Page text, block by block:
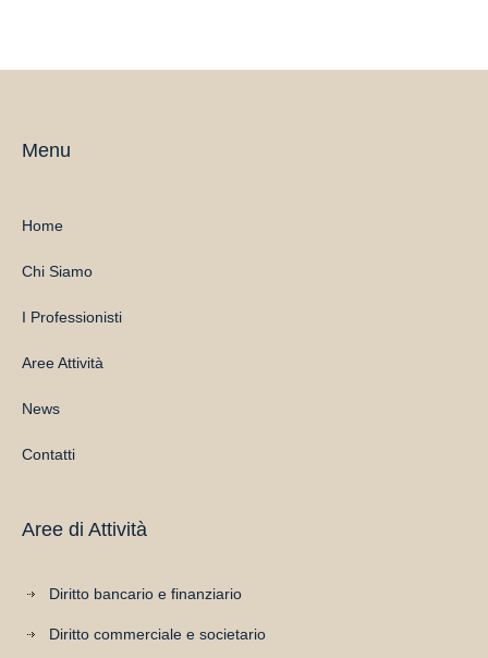
Menu
Home
Chi Siamo
I Professionisti
Aree Attività
News
Contatti
Aree di Attività
Diritto bancario e finanziario
Diritto commerciale e societario